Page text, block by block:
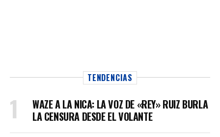
TENDENCIAS
WAZE A LA NICA: LA VOZ DE «REY» RUIZ BURLA
LA CENSURA DESDE EL VOLANTE